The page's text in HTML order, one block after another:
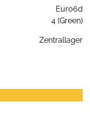
Euro6d
4 (Green)
Zentrallager